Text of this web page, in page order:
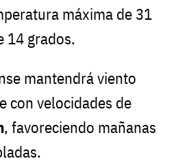
máxima de 31
14 grados.
mantendrá viento
con velocidades de
, favoreciendo mañanas